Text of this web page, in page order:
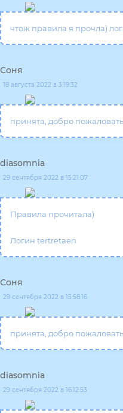
чтож правила я прочла)
Соня
18 августа 2022 в 3:19:32
принята, добро
diasomnia
29 сентября 2022 в 15:21:07
Правила прочитала)
Логин tertretaen
Соня
29 сентября 2022 в 15:58:16
принята, добро
diasomnia
29 сентября 2022 в 16:12:53